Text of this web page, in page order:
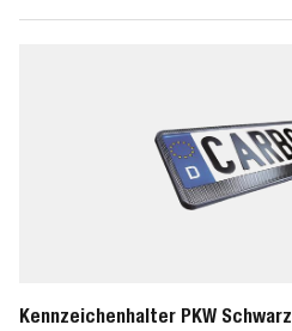
Kennzeichenhalter PKW Schwarz